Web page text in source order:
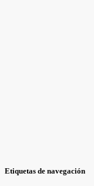
Etiquetas de navegación